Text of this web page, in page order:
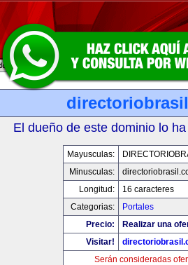
El dueño de este dominio lo
Mayusculas:
Minusculas:
Longitud:
16 caracteres
Categorias:
Portales
Precio:
Realizar una
Visitar!
Serán consideradas